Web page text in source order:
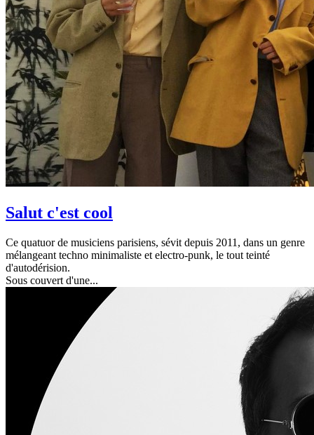
Salut c'est cool
Ce quatuor de musiciens parisiens, sévit depuis 2011, dans un genre
mélangeant techno minimaliste et electro-punk, le tout teinté
d'autodérision.
Sous couvert d'une...